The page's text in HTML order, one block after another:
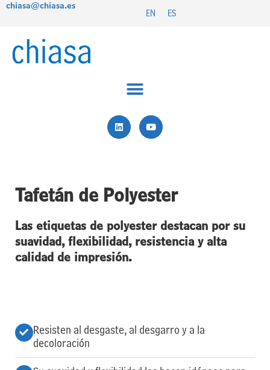
chiasa@chiasa.es
EN ES
L
i
n
Y
o
u
Tafetán de Polyester
Las etiquetas de polyester destacan por su
suavidad, flexibilidad, resistencia y alta
calidad de impresión.
Resisten al desgaste, al desgarro y a la
decoloración